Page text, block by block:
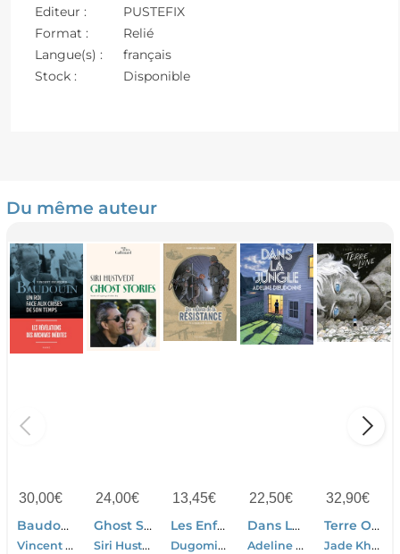
Editeur :
PUSTEFIX
Format :
Relié
Langue(s) :
français
Stock :
Disponible
Du même auteur
30,00€
Baudouin, Un Roi Face Aux Crises De Son Temps
Vincent Dujardin
24,00€
Ghost Stories
Siri Hustvedt
13,45€
Les Enfants De La Resistance Tome 10 : La Guerre N'est Pas Finie
Dugomier-Ers
22,50€
Dans La Jungle
Adeline Dieudonne
32,90€
Terre Ou Lune Tome 1
Jade Khoo